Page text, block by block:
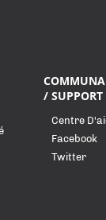
/ SUPPORT
Centre
Facebook
Twitter